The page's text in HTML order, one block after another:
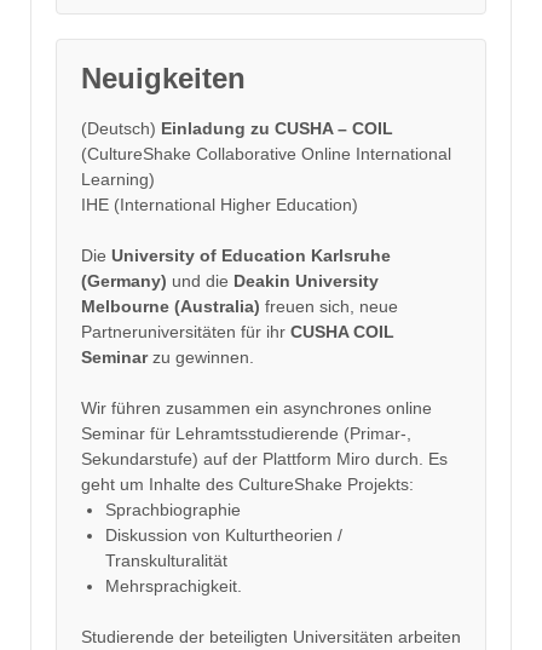
Neuigkeiten
(Deutsch) Einladung zu CUSHA – COIL
(CultureShake Collaborative Online International
Learning)
IHE (International Higher Education)
Die University of Education Karlsruhe
(Germany) und die Deakin University
Melbourne (Australia) freuen sich, neue
Partneruniversitäten für ihr CUSHA COIL
Seminarzu gewinnen.
Wir führen zusammen ein asynchrones online
Seminar für Lehramtsstudierende (Primar-,
Sekundarstufe) auf der Plattform Miro durch. Es
geht um Inhalte des CultureShake Projekts:
Sprachbiographie
Diskussion von Kulturtheorien /
Transkulturalität
Mehrsprachigkeit.
Studierende der beteiligten Universitäten arbeiten